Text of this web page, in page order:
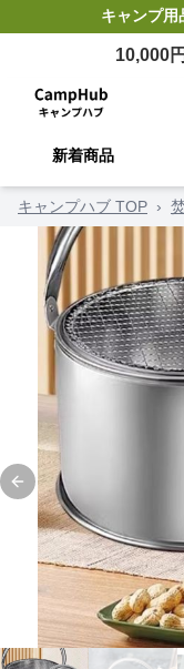
キャンプ用
10,000
新着商品
キャンプハブ TOP ›
Previous slide